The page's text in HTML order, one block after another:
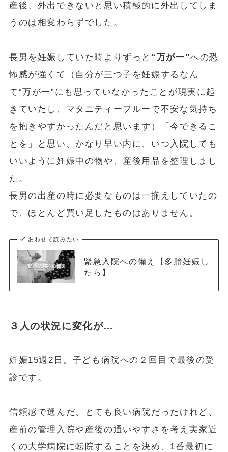
産後、外出できないと思い積極的に外出してしま
うのは相変わらずでした。
長男を妊娠していた時よりずっと “万が一”への恐
怖感が強くて（自分が三つ子を妊娠するなん
て“万が一”にも思っていなかったことが現実に起
きていたし、マタニティーブルーで不安な気持ち
を抱きやすかったんだと思います）「今できるこ
とを」と思い、かなり早い内に、いつ入院しても
いいように妊娠中の物や、産後用品を整理しまし
た。
長男の出産の時に必要なものは一揃えしていたの
で、ほとんど買い足したものはありません。
あわせて読みたい
緊急入院への備え【多胎妊娠し
たら】
３人の状況に変化が…
妊娠15週2日。子ども病院への２回目で最後の受
診です。
信頼感で選んだ、とても良い病院だったけれど、
産前の管理入院や産後の通いやすさを考え実家近
くの大学病院に転院することを決め、1番最初に